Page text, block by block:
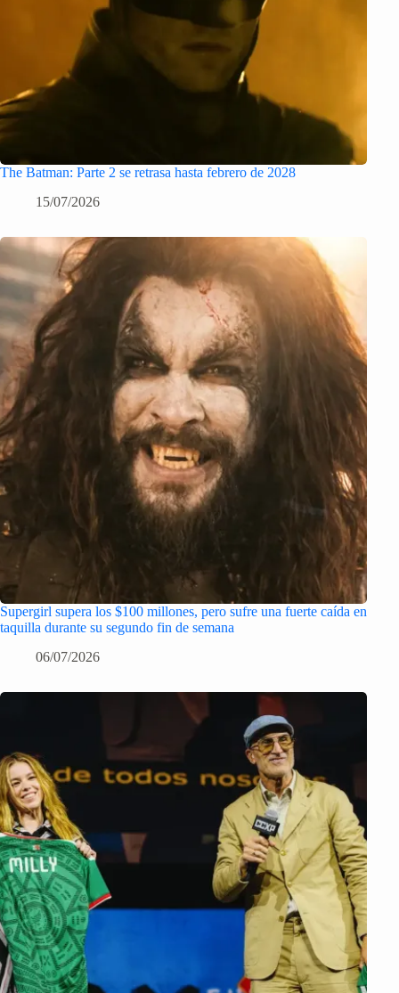
The Batman: Parte 2 se retrasa hasta febrero de 2028
15/07/2026
Supergirl supera los $100 millones, pero sufre una fuerte caída en
taquilla durante su segundo fin de semana
06/07/2026